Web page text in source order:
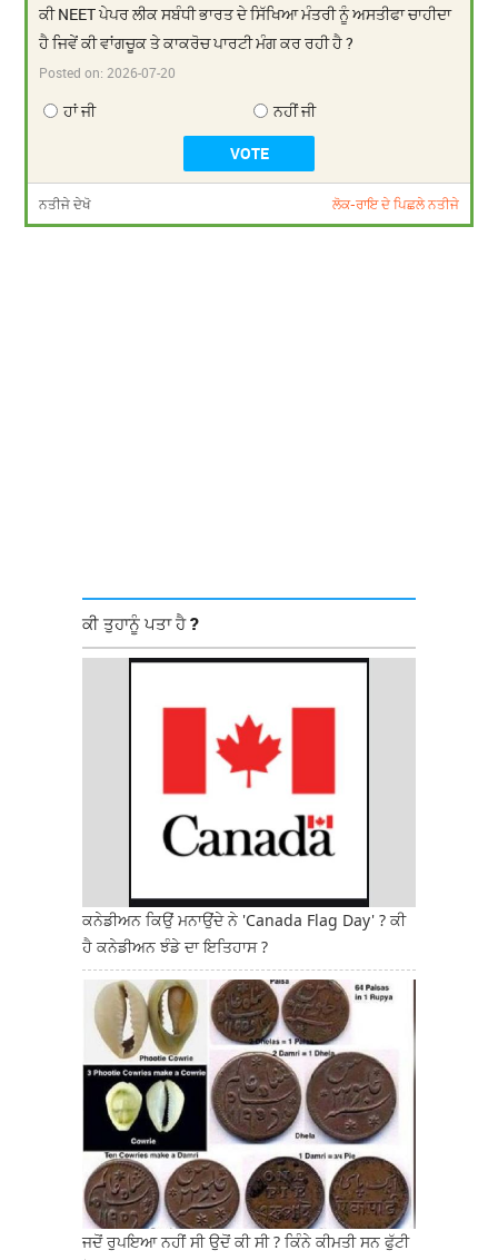
ਕੀ NEET ਪੇਪਰ ਲੀਕ ਸਬੰਧੀ ਭਾਰਤ ਦੇ ਸਿੱਖਿਆ ਮੰਤਰੀ ਨੂੰ ਅਸਤੀਫਾ ਚਾਹੀਦਾ
ਹੈ ਜਿਵੇਂ ਕੀ ਵਾਂਗਚੂਕ ਤੇ ਕਾਕਰੋਚ ਪਾਰਟੀ ਮੰਗ ਕਰ ਰਹੀ ਹੈ ?
Posted on:2026-07-20
ਹਾਂ ਜੀ ਨਹੀਂ ਜੀ
ਨਤੀਜੇ ਦੇਖੋ ਲੋਕ-ਰਾਇ ਦੇ ਪਿਛਲੇ ਨਤੀਜੇ
ਕੀ ਤੁਹਾਨੂੰ ਪਤਾ ਹੈ ?
ਕਨੇਡੀਅਨ ਕਿਉਂ ਮਨਾਉਂਦੇ ਨੇ 'Canada Flag Day' ? ਕੀ
ਹੈ ਕਨੇਡੀਅਨ ਝੰਡੇ ਦਾ ਇਤਿਹਾਸ ?
ਜਦੋਂ ਰੁਪਇਆ ਨਹੀਂ ਸੀ ਉਦੋਂ ਕੀ ਸੀ ? ਕਿੰਨੇ ਕੀਮਤੀ ਸਨ ਫੁੱਟੀ